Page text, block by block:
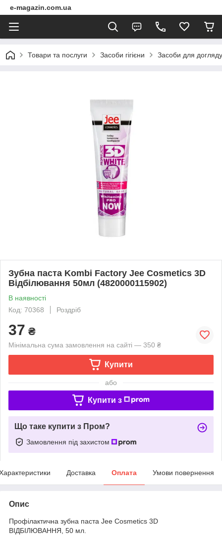
e-magazin.com.ua
Товари та послуги Засоби гігієни Засоби для
Зубна паста Kombi Factory Jee Cosmetics 3D
Відбілювання 50мл (4820000115902)
В наявності
Код: 70368
Роздріб
37 ₴
Мінімальна сума замовлення на сайті — 350 ₴
Купити
або
Купити з
Що таке купити з Пром?
Замовлення під захистом
Доставка Оплата Умови повернення
Опис
Профілактична зубна паста Jee Cosmetics 3D
ВIДБIЛЮВАННЯ, 50 мл.